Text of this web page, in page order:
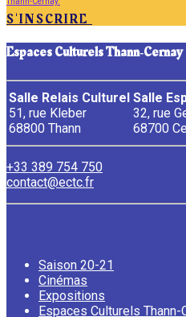
S'INSCRIRE
Espaces Culturels Thann‑Cernay
Salle Relais Culturel
51, rue Kleber
68800 Thann
Salle
32, rue
68700
+33 389 754 750
contact@ectc.fr
Saison 20-21
Cinémas
Expositions
Espaces Culturels Thann-